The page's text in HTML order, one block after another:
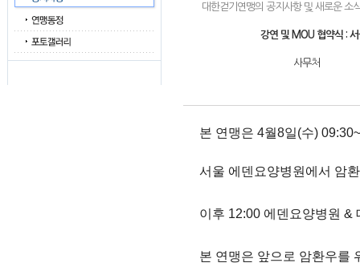
대한걷기연맹의 공지사항 및 새로운 소
강연 및 MOU 협약식 :
사무처
본 연맹은 4월8일(수)
서울 에덴요양병원에서 암
이후 12:00 에덴요양병원 &
본 연맹은 앞으로 암환우를